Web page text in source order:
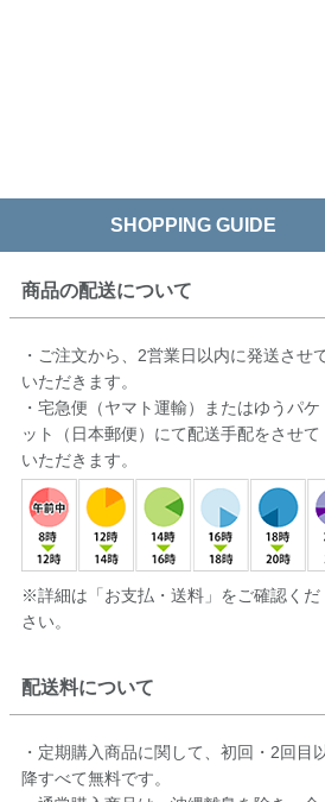
SHOPPING GUIDE
商品の配送について
・ご注文から、2営業日以内に発送させ
いただきます。
・宅急便（ヤマト運輸）またはゆうパケ
ット（日本郵便）にて配送手配をさせて
いただきます。
※詳細は「お支払・送料」をご確認くだ
さい。
配送料について
・定期購入商品に関して、初回・2回目
降すべて無料です。